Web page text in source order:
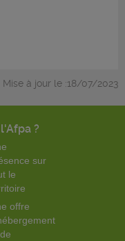
Mise à jour le :18/07/2023
?
sur
le
offre